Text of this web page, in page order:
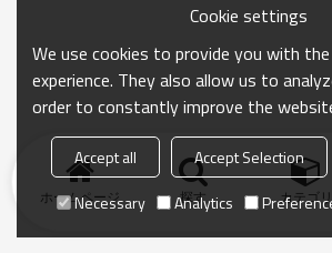
ホームページ 探す カテゴリ
Cookie settings
We use cookies to provide you with
experience. They also allow us to
order to constantly improve the
Accept all Accept Selection
Necessary
Analytics